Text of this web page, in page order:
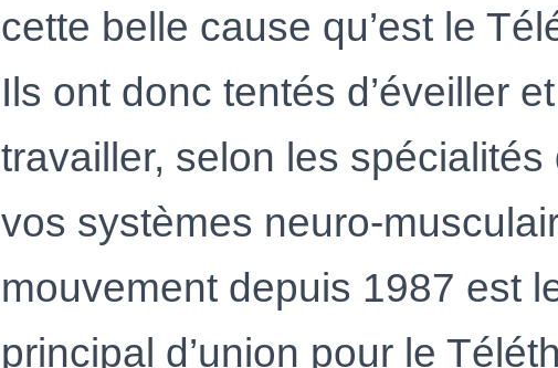
cette belle cause qu’est le
Ils ont donc tentés d’éveiller
travailler, selon les spécialités
vos systèmes neuro-
mouvement depuis 1987 est
principal d’union pour le